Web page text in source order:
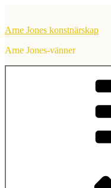
innehåll
Arne Jones konstnärskap
Arne Jones-vänner